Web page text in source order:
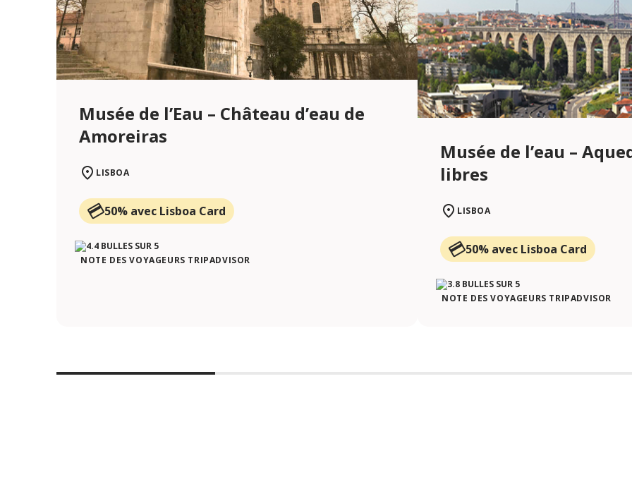
Musée de l’Eau – Château d’eau de
Amoreiras
LISBOA
50% avec Lisboa Card
NOTE DES VOYAGEURS TRIPADVISOR
Musée de l’eau –
libres
LISBOA
50% avec Lisboa Card
NOTE DES VOYAGEURS TRIPADVISOR